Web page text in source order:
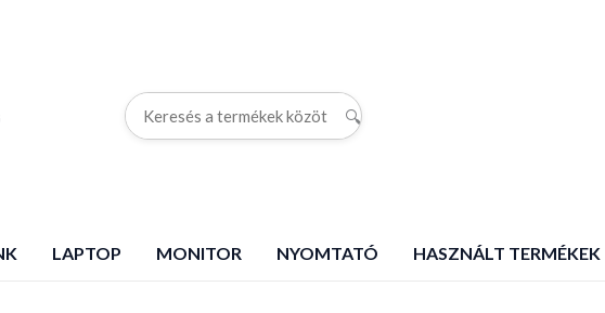
🔍
LAPTOP MONITOR NYOMTATÓ HASZNÁLT TERMÉKEK